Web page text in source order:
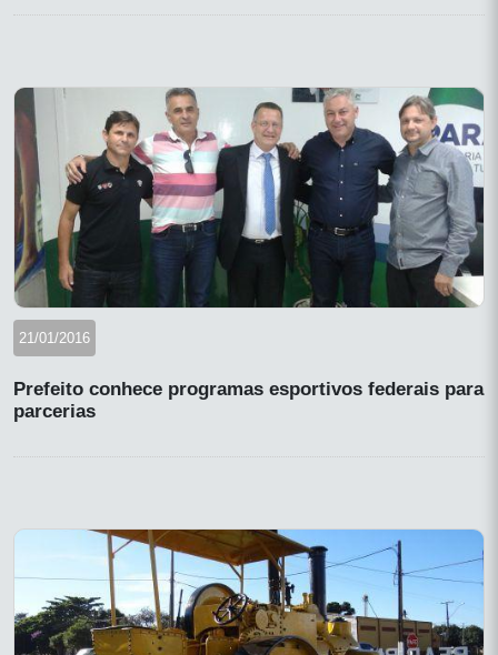
21/01/2016
Prefeito conhece programas esportivos federais para
parcerias